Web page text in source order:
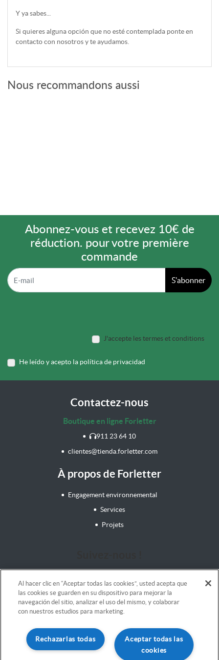
Y ya sabes...
Si quieres alguna opción que no esté contemplada ponte en
contacto con nosotros y te ayudamos.
Nous recommandons aussi
Abonnez-vous et recevez 10€ de
réduction. pour votre première
commande
S'abonner
J'accepte les termes et conditions
He leído y acepto la política de privacidad
Contactez-nous
Boutique en ligne Forletter
911 23 64 10
clientes@tienda.forletter.com
À propos de Forletter
Engagement environnemental
Services
Projets
Mentions légales
Termes et conditions
Al hacer clic en “Aceptar todas las cookies”, usted acepta que
las cookies se guarden en su dispositivo para mejorar la
navegación del sitio, analizar el uso del mismo, y colaborar
con nuestros estudios para marketing.
Aceptar todas las
cookies
Rechazarlas todas